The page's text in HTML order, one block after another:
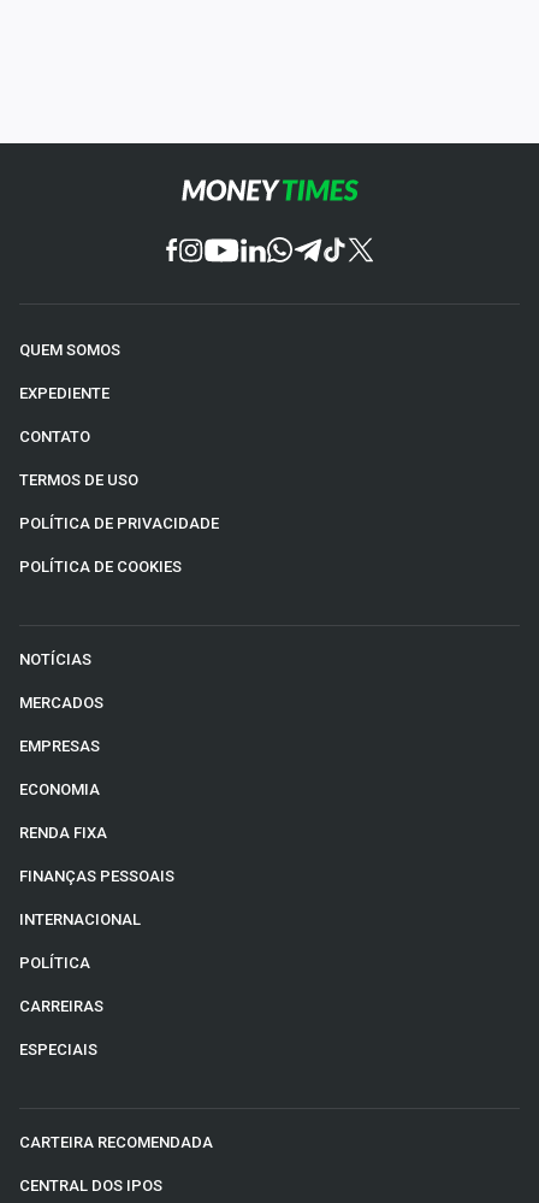
QUEM SOMOS
EXPEDIENTE
CONTATO
TERMOS DE USO
POLÍTICA DE PRIVACIDADE
POLÍTICA DE COOKIES
NOTÍCIAS
MERCADOS
EMPRESAS
ECONOMIA
RENDA FIXA
FINANÇAS PESSOAIS
INTERNACIONAL
POLÍTICA
CARREIRAS
ESPECIAIS
CARTEIRA RECOMENDADA
CENTRAL DOS IPOS